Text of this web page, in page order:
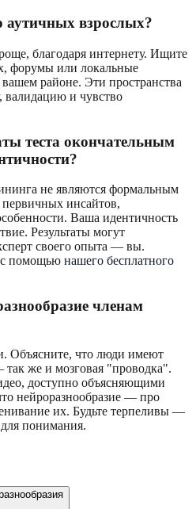
аутичных взрослых?
благодаря интернету. Ищите
форумы или локальные
районе. Эти пространства
валидацию и чувство
теста окончательным
не являются формальным
инсайтов,
Ваша идентичность
Результаты могут
своего опыта — вы.
с помощью нашего бесплатного
членам
Объясните, что люди имеют
же и мозговая "проводка".
доступно объясняющими
нейроразнообразие — про
их. Будьте терпеливы —
понимания.